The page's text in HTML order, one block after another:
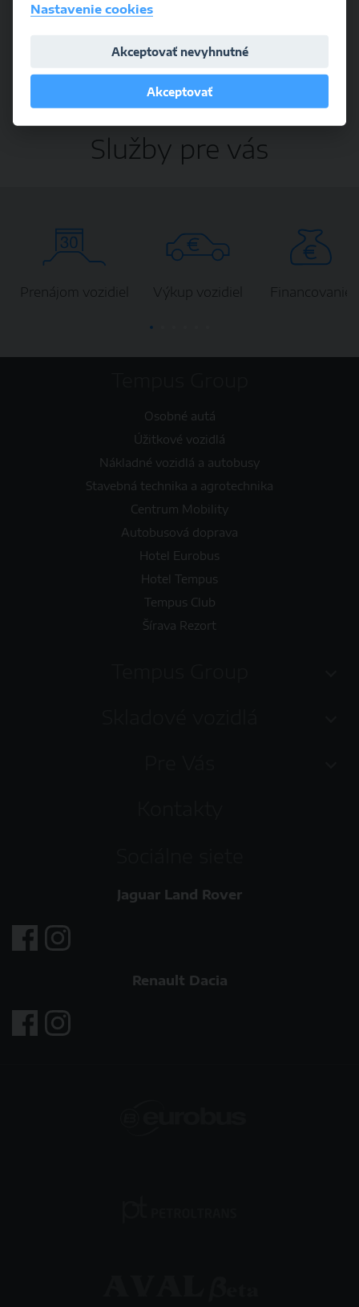
Služby pre vás
Prenájom vozidiel Výkup vozidiel Financovanie
Osobné autá
Úžitkové vozidlá
Nákladné vozidlá a autobusy
Stavebná technika a agrotechnika
Centrum Mobility
Autobusová doprava
Hotel Eurobus
Hotel Tempus
Tempus Club
Šírava Rezort
Jaguar Land Rover
Renault Dacia
Nastavenie cookies
Akceptovať nevyhnutné
Akceptovať